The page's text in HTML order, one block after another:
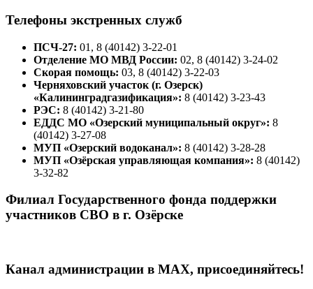
Телефоны экстренных служб
ПСЧ-27: 01, 8 (40142) 3-22-01
Отделение МО МВД России: 02, 8 (40142) 3-24-02
Скорая помощь: 03, 8 (40142) 3-22-03
Черняховский участок (г. Озерск)
«Калининградгазификация»: 8 (40142) 3-23-43
РЭС: 8 (40142) 3-21-80
ЕДДС МО «Озерский муниципальный округ»: 8
(40142) 3-27-08
МУП «Озерский водоканал»: 8 (40142) 3-28-28
МУП «Озёрская управляющая компания»: 8 (40142)
3-32-82
Филиал Государственного фонда поддержки
участников СВО в г. Озёрске
Канал администрации в МАХ, присоединяйтесь!